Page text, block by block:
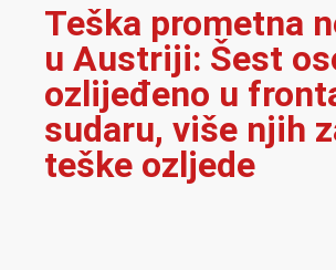
Teška prometna
u Austriji: Šest
ozlijeđeno u
sudaru, više njih
teške ozljede